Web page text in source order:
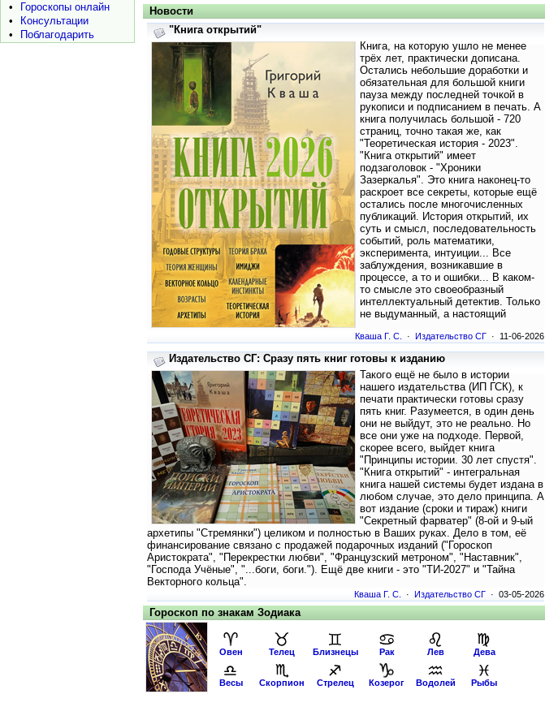
•
Гороскопы онлайн
•
Консультации
•
Поблагодарить
Новости
"Книга открытий"
Книга, на которую ушло не менее
трёх лет, практически дописана.
Остались небольшие доработки и
обязательная для большой книги
пауза между последней точкой в
рукописи и подписанием в печать. А
книга получилась большой - 720
страниц, точно такая же, как
"Теоретическая история - 2023".
"Книга открытий" имеет
подзаголовок - "Хроники
Зазеркалья". Это книга наконец-то
раскроет все секреты, которые ещё
остались после многочисленных
публикаций. История открытий, их
суть и смысл, последовательность
событий, роль математики,
эксперимента, интуиции... Все
заблуждения, возникавшие в
процессе, а то и ошибки... В каком-
то смысле это своеобразный
интеллектуальный детектив. Только
не выдуманный, а настоящий
Кваша Г. С. · Издательство СГ · 11-06-2026
Издательство СГ: Сразу пять книг готовы к изданию
Такого ещё не было в истории
нашего издательства (ИП ГСК), к
печати практически готовы сразу
пять книг. Разумеется, в один день
они не выйдут, это не реально. Но
все они уже на подходе. Первой,
скорее всего, выйдет книга
"Принципы истории. 30 лет спустя".
"Книга открытий" - интегральная
книга нашей системы будет издана в
любом случае, это дело принципа. А
вот издание (сроки и тираж) книги
"Секретный фарватер" (8-ой и 9-ый
архетипы "Стремянки") целиком и полностью в Ваших руках. Дело в том, её
финансирование связано с продажей подарочных изданий ("Гороскоп
Аристократа", "Перекрестки любви", "Французский метроном", "Наставник",
"Господа Учёные", "...боги, боги."). Ещё две книги - это "ТИ-2027" и "Тайна
Векторного кольца".
Кваша Г. С. · Издательство СГ · 03-05-2026
Гороскоп по знакам Зодиака
Овен Телец Близнецы Рак Лев Дева
Весы Скорпион Стрелец Козерог Водолей Рыбы